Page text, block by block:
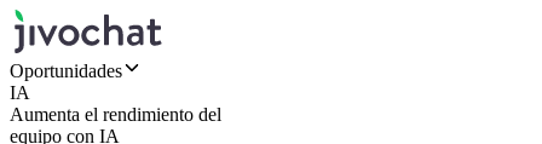
Oportunidades
IA
Aumenta el rendimiento del
equipo con IA